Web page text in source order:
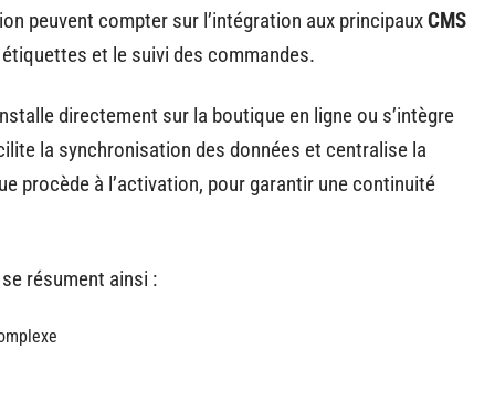
peuvent compter sur l’intégration aux principauxCMS
et le suivi des commandes.
directement sur la boutique en ligne ou s’intègre
la synchronisation des données et centralise la
procède à l’activation, pour garantir une continuité
résument ainsi :